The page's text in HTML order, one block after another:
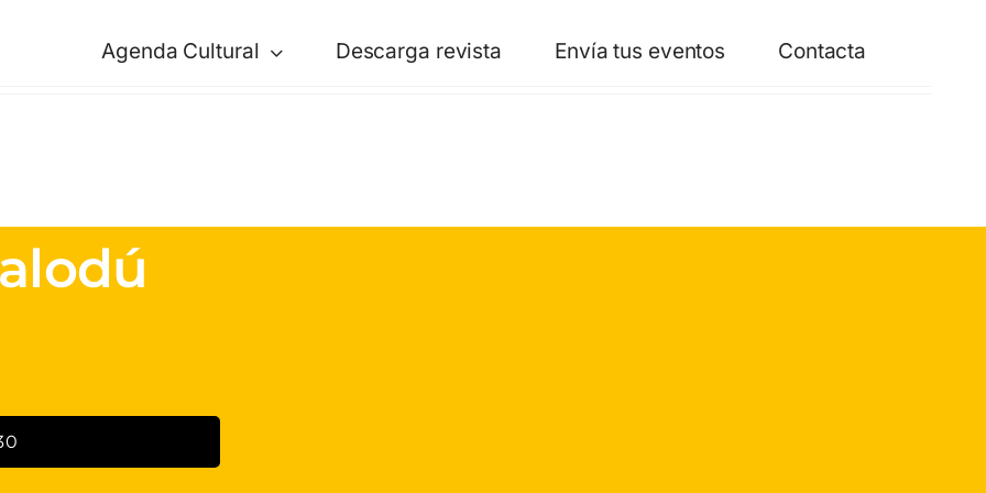
Agenda Cultural Descarga revista Envía tus eventos Contacta